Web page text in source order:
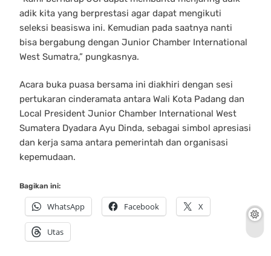
adik kita yang berprestasi agar dapat mengikuti
seleksi beasiswa ini. Kemudian pada saatnya nanti
bisa bergabung dengan Junior Chamber International
West Sumatra,” pungkasnya.
Acara buka puasa bersama ini diakhiri dengan sesi
pertukaran cinderamata antara Wali Kota Padang dan
Local President Junior Chamber International West
Sumatera Dyadara Ayu Dinda, sebagai simbol apresiasi
dan kerja sama antara pemerintah dan organisasi
kepemudaan.
Bagikan ini:
WhatsApp Facebook X
Utas